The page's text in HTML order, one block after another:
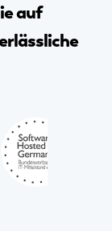
auf